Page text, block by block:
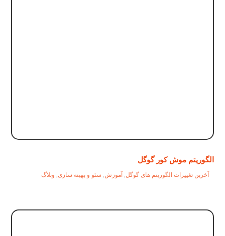
الگوریتم موش کور گوگل
آخرین تغییرات الگوریتم های گوگل ,آموزش سئو و بهینه سازی وبلاگ